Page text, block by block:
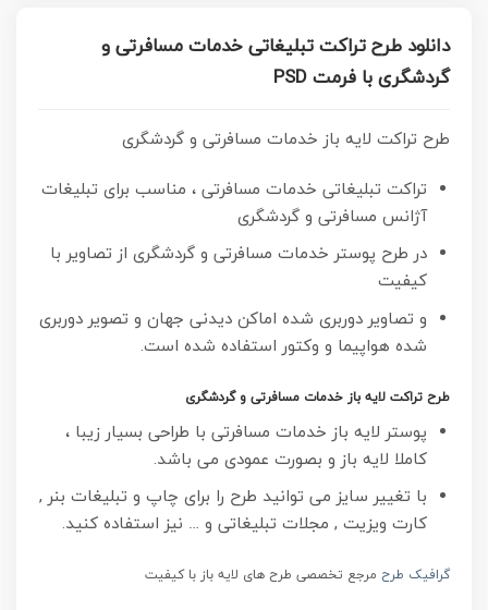
دانلود طرح تراکت تبلیغاتی خدمات مسافرتی و
گردشگری با فرمت PSD
طرح تراکت لایه باز خدمات مسافرتی و گردشگری
تراکت تبلیغاتی خدمات مسافرتی ، مناسب برای تبلیغات
آژانس مسافرتی و گردشگری
در طرح پوستر خدمات مسافرتی و گردشگری از تصاویر با
کیفیت
و تصاویر دوربری شده اماکن دیدنی جهان و تصویر دوربری
شده هواپیما و وکتور استفاده شده است.
طرح تراکت لایه باز خدمات مسافرتی و گردشگری
پوستر لایه باز خدمات مسافرتی با طراحی بسیار زیبا ،
کاملا لایه باز و بصورت عمودی می باشد.
با تغییر سایز می توانید طرح را برای چاپ و تبلیغات بنر ,
کارت ویزیت , مجلات تبلیغاتی و … نیز استفاده کنید.
گرافیک طرح مرجع تخصصی طرح های لایه باز با کیفیت